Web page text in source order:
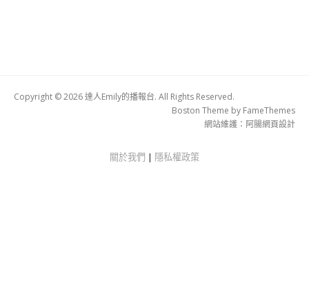
Copyright © 2026 達人Emily的播報台. All Rights Reserved.
Boston Theme by FameThemes
網站維護： 阿腸網頁設計
關於我們 | 隱私權政策